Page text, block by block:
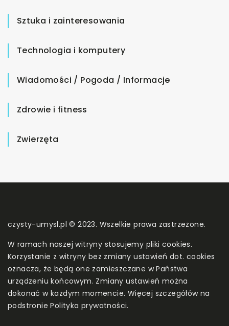
Sztuka i zainteresowania
Technologia i komputery
Wiadomości / Pogoda / Informacje
Zdrowie i fitness
Zwierzęta
czysty-umysl.pl © 2023. Wszelkie prawa zastrzeżone.
W ramach naszej witryny stosujemy pliki cookies.
Korzystanie z witryny bez zmiany ustawień dot. cookies
oznacza, że będą one zamieszczane w Państwa
urządzeniu końcowym. Zmiany ustawień można
dokonać w każdym momencie. Więcej szczegółów na
podstroniePolityka prywatności.